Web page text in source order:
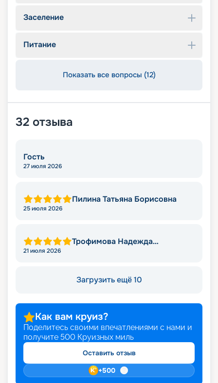
Заселение
Питание
Показать все вопросы (12)
32 отзыва
Гость
27 июля 2026
Пилина Татьяна Борисовна
25 июля 2026
Трофимова Надежда
21 июля 2026
Загрузить ещё 10
Как вам круиз?
Поделитесь своими впечатлениями с нами и
получите 500 Круизных миль
Оставить отзыв
+500